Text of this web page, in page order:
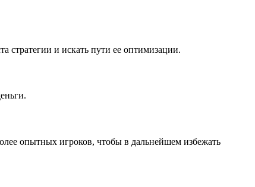
стратегии и искать пути ее оптимизации.
опытных игроков, чтобы в дальнейшем избежать